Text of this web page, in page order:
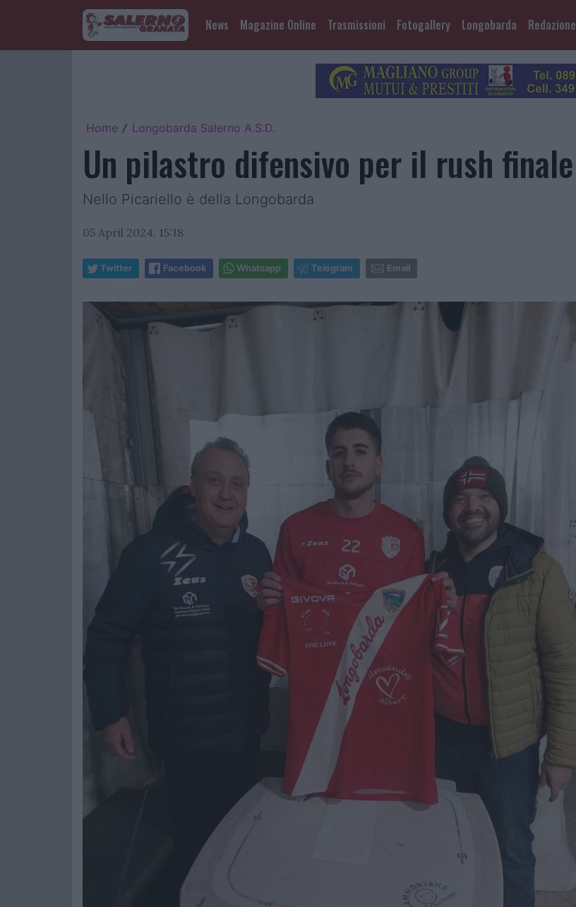
News Magazine Online Trasmissioni Fotogallery Longobarda Redazione
Home / Longobarda Salerno A.S.D.
Un pilastro difensivo per il rush finale
Nello Picariello è della Longobarda
05 April 2024, 15:18
Twitter Facebook Whatsapp Telegram Email